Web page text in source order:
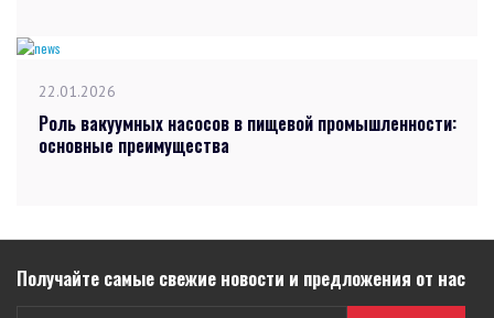
22.01.2026
Роль вакуумных насосов в пищевой промышленности:
основные преимущества
Получайте самые свежие новости и предложения от нас